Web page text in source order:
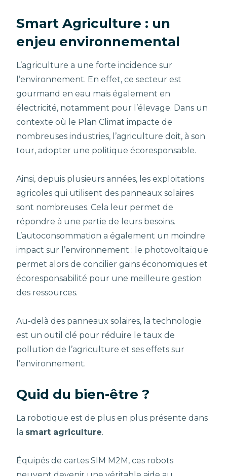
Smart Agriculture : un
enjeu environnemental
L’agriculture a une forte incidence sur
l’environnement. En effet, ce secteur est
gourmand en eau mais également en
électricité, notamment pour l’élevage. Dans un
contexte où le Plan Climat impacte de
nombreuses industries, l’agriculture doit, à son
tour, adopter une politique écoresponsable.
Ainsi, depuis plusieurs années, les exploitations
agricoles qui utilisent des panneaux solaires
sont nombreuses. Cela leur permet de
répondre à une partie de leurs besoins.
L’autoconsommation a également un moindre
impact sur l’environnement : le photovoltaïque
permet alors de concilier gains économiques et
écoresponsabilité pour une meilleure gestion
des ressources.
Au-delà des panneaux solaires, la technologie
est un outil clé pour réduire le taux de
pollution de l’agriculture et ses effets sur
l’environnement.
Quid du bien-être ?
La robotique est de plus en plus présente dans
la smart agriculture.
Équipés de cartes SIM M2M, ces robots